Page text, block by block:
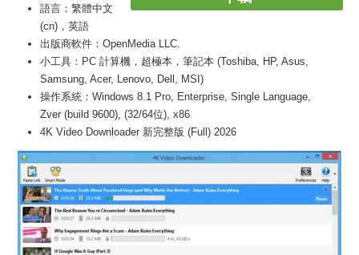
語言：繁體中文
(cn)，英語
出版商軟件：OpenMedia LLC.
小工具：PC 計算機，超極本，筆記本 (Toshiba, HP, Asus,
Samsung, Acer, Lenovo, Dell, MSI)
操作系統：Windows 8.1 Pro, Enterprise, Single Language,
Zver (build 9600), (32/64位), x86
4K Video Downloader 新完整版 (Full) 2026